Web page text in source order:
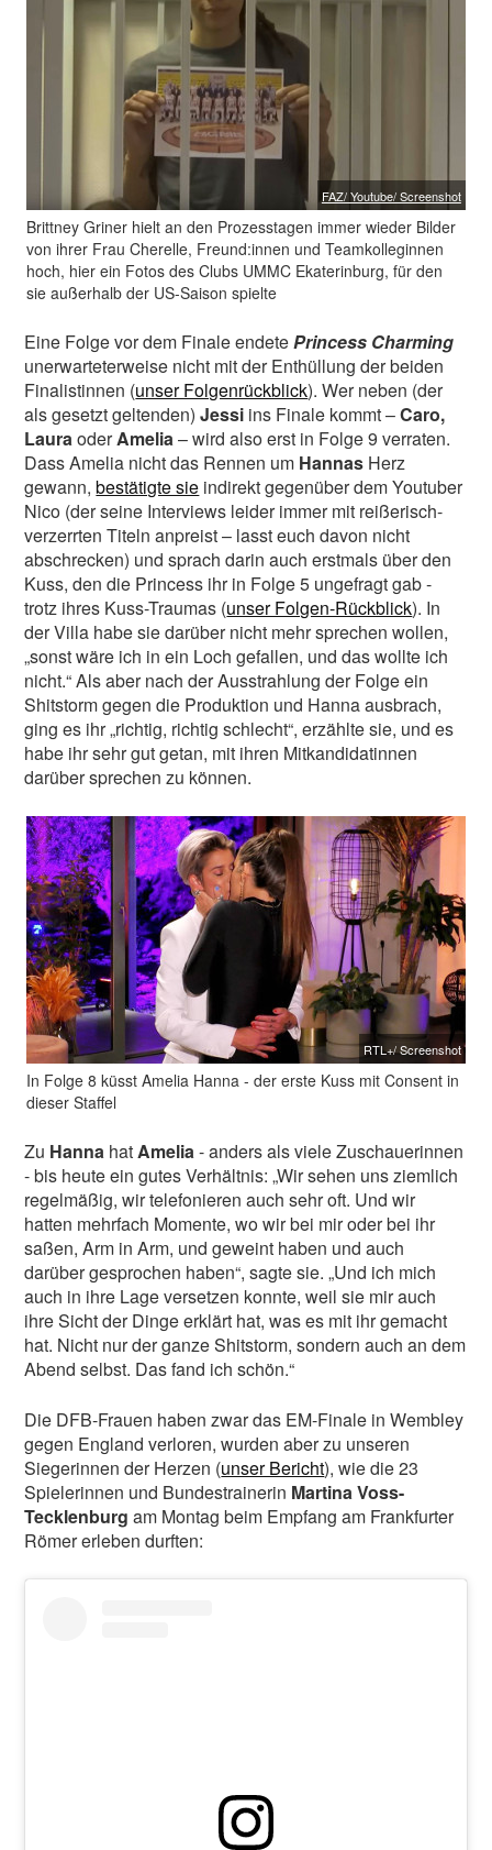
FAZ/ Youtube/ Screenshot
Brittney Griner hielt an den Prozesstagen immer wieder Bilder
von ihrer Frau Cherelle, Freund:innen und Teamkolleginnen
hoch, hier ein Fotos des Clubs UMMC Ekaterinburg, für den
sie außerhalb der US-Saison spielte
Eine Folge vor dem Finale endetePrincess Charming
unerwarteterweise nicht mit der Enthüllung der beiden
Finalistinnen (unser Folgenrückblick). Wer neben (der
als gesetzt geltenden)Jessi ins Finale kommt –Caro,
LauraoderAmelia– wird also erst in Folge 9 verraten.
Dass Amelia nicht das Rennen um Hannas Herz
gewann,bestätigte sie indirekt gegenüber dem Youtuber
Nico (der seine Interviews leider immer mit reißerisch-
verzerrten Titeln anpreist – lasst euch davon nicht
abschrecken) und sprach darin auch erstmals über den
Kuss, den die Princess ihr in Folge 5 ungefragt gab -
trotz ihres Kuss-Traumas (unser Folgen-Rückblick). In
der Villa habe sie darüber nicht mehr sprechen wollen,
„sonst wäre ich in ein Loch gefallen, und das wollte ich
nicht.“ Als aber nach der Ausstrahlung der Folge ein
Shitstorm gegen die Produktion und Hanna ausbrach,
ging es ihr „richtig, richtig schlecht“, erzählte sie, und es
habe ihr sehr gut getan, mit ihren Mitkandidatinnen
darüber sprechen zu können.
RTL+/ Screenshot
In Folge 8 küsst Amelia Hanna - der erste Kuss mit Consent in
dieser Staffel
Zu Hanna hatAmelia- anders als viele Zuschauerinnen
- bis heute ein gutes Verhältnis: „Wir sehen uns ziemlich
regelmäßig, wir telefonieren auch sehr oft. Und wir
hatten mehrfach Momente, wo wir bei mir oder bei ihr
saßen, Arm in Arm, und geweint haben und auch
darüber gesprochen haben“, sagte sie. „Und ich mich
auch in ihre Lage versetzen konnte, weil sie mir auch
ihre Sicht der Dinge erklärt hat, was es mit ihr gemacht
hat. Nicht nur der ganze Shitstorm, sondern auch an dem
Abend selbst. Das fand ich schön.“
Die DFB-Frauen haben zwar das EM-Finale in Wembley
gegen England verloren, wurden aber zu unseren
Siegerinnen der Herzen (unser Bericht), wie die 23
Spielerinnen und Bundestrainerin Martina Voss-
Tecklenburg am Montag beim Empfang am Frankfurter
Römer erleben durften: